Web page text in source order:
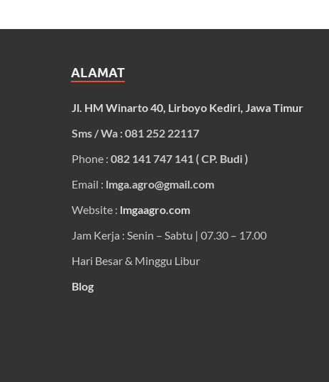
ALAMAT
Jl. HM Winarto 40, Lirboyo Kediri, Jawa Timur
Sms / Wa : 081 252 22117
Phone : 082 141 747 141 ( CP. Budi )
Email : lmga.agro@gmail.com
Website : lmgaagro.com
Jam Kerja : Senin – Sabtu | 07.30 – 17.00
Hari Besar & Minggu Libur
Blog